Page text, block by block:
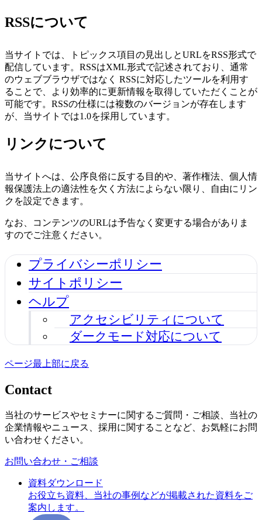
RSSについて
当サイトでは、トピックス項目の見出しとURLをRSS形式で
配信しています。RSSはXML形式で記述されており、通常
のウェブブラウザではなく RSSに対応したツールを利用す
ることで、より効率的に更新情報を取得していただくことが
可能です。RSSの仕様には複数のバージョンが存在します
が、当サイトでは1.0を採用しています。
リンクについて
当サイトへは、公序良俗に反する目的や、著作権法、個人情
報保護法上の適法性を欠く方法によらない限り、自由にリン
クを設定できます。
なお、コンテンツのURLは予告なく変更する場合がありま
すのでご注意ください。
プライバシーポリシー
サイトポリシー
ヘルプ
アクセシビリティについて
ダークモード対応について
ページ最上部に戻る
Contact
当社のサービスやセミナーに関するご質問・ご相談、当社の
企業情報やニュース、採用に関することなど、お気軽にお問
い合わせください。
お問い合わせ・ご相談
資料ダウンロード
お役立ち資料、当社の事例などが掲載された資料をご
案内します。